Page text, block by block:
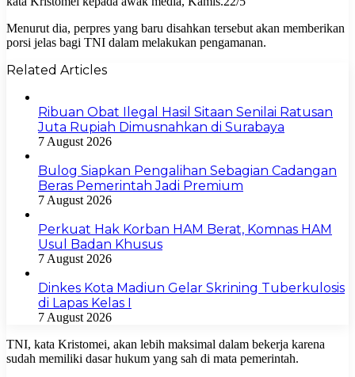
Menurut dia, perpres yang baru disahkan tersebut akan memberikan
porsi jelas bagi TNI dalam melakukan pengamanan.
Related Articles
Ribuan Obat Ilegal Hasil Sitaan Senilai Ratusan
Juta Rupiah Dimusnahkan di Surabaya
7 August 2026
Bulog Siapkan Pengalihan Sebagian Cadangan
Beras Pemerintah Jadi Premium
7 August 2026
Perkuat Hak Korban HAM Berat, Komnas HAM
Usul Badan Khusus
7 August 2026
Dinkes Kota Madiun Gelar Skrining Tuberkulosis
di Lapas Kelas I
7 August 2026
TNI, kata Kristomei, akan lebih maksimal dalam bekerja karena
sudah memiliki dasar hukum yang sah di mata pemerintah.